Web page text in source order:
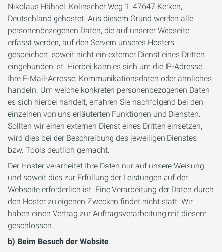
Nikolaus Hähnel, Kolinscher Weg 1, 47647 Kerken,
Deutschland gehostet. Aus diesem Grund werden alle
personenbezogenen Daten, die auf unserer Webseite
erfasst werden, auf den Servern unseres Hosters
gespeichert, soweit nicht ein externer Dienst eines Dritten
eingebunden ist. Hierbei kann es sich um die IP-Adresse,
Ihre E-Mail-Adresse, Kommunikationsdaten oder ähnliches
handeln. Um welche konkreten personenbezogenen Daten
es sich hierbei handelt, erfahren Sie nachfolgend bei den
einzelnen von uns erläuterten Funktionen und Diensten.
Sollten wir einen externen Dienst eines Dritten einsetzen,
wird dies bei der Beschreibung des jeweiligen Dienstes
bzw. Tools deutlich gemacht.
Der Hoster verarbeitet Ihre Daten nur auf unsere Weisung
und soweit dies zur Erfüllung der Leistungen auf der
Webseite erforderlich ist. Eine Verarbeitung der Daten durch
den Hoster zu eigenen Zwecken findet nicht statt. Wir
haben einen Vertrag zur Auftragsverarbeitung mit diesem
geschlossen.
b) Beim Besuch der Website